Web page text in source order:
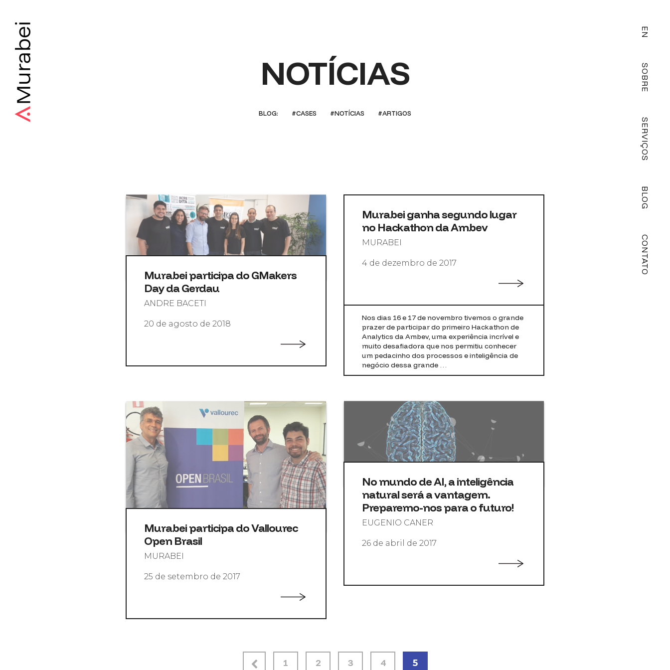
EN
SOBRE
SERVIÇOS
BLOG
CONTATO
NOTÍCIAS
BLOG: #CASES #NOTÍCIAS #ARTIGOS
Murabei participa do GMakers
Day da Gerdau
ANDRE BACETI
20 de agosto de 2018
Murabei ganha segundo lugar
no Hackathon da Ambev
MURABEI
4 de dezembro de 2017
Nos dias 16 e 17 de novembro tivemos o grande
prazer de participar do primeiro Hackathon de
Analytics da Ambev, uma experiência incrível e
muito desafiadora que nos permitiu conhecer
um pedacinho dos processos e inteligência de
negócio dessa grande …
Murabei participa do Vallourec
Open Brasil
MURABEI
25 de setembro de 2017
No mundo de AI, a inteligência
natural será a vantagem.
Preparemo-nos para o futuro!
EUGENIO CANER
26 de abril de 2017
1 2 3 4 5